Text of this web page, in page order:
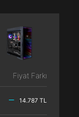
Fiyat Farkı
14.787 TL